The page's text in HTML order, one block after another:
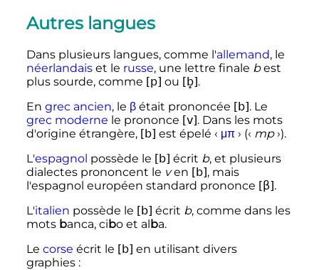
Autres langues
Dans plusieurs langues, comme l'allemand, le
néerlandaiset le russe, une lettre finale best
plus sourde, comme [p] ou [b̥].
En grec ancien, le βétait prononcée [b]. Le
grec moderne le prononce [v]. Dans les mots
d'origine étrangère, [b] est épelé ‹ μπ › (‹ mp ›).
L'espagnol possède le [b] écrit b, et plusieurs
dialectesprononcent le ven [b], mais
l'espagnol européen standard prononce [β].
L'italien possède le [b] écrit b, comme dans les
mots banca, ciboet alba.
Le corse écrit le [b] en utilisant divers
graphies :